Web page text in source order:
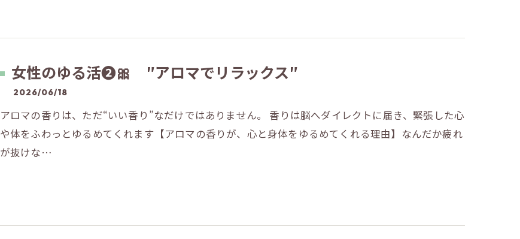
女性のゆる活❷🎀 ″アロマでリラックス″
2026/06/18
アロマの香りは、ただ“いい香り”なだけではありません。 香りは脳へダイレクトに届き、緊張した心
や体をふわっとゆるめてくれます【アロマの香りが、心と身体をゆるめてくれる理由】なんだか疲れ
が抜けな…